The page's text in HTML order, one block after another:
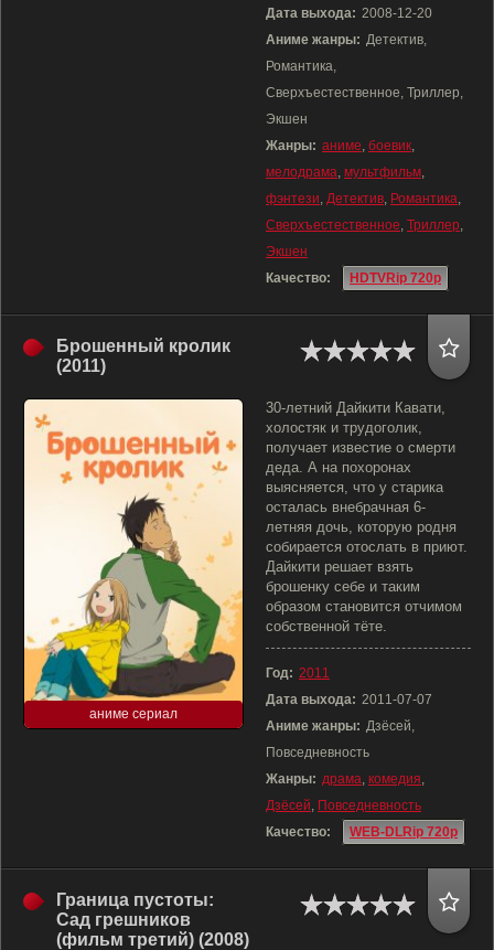
Дата выхода: 2008-12-20
Аниме жанры: Детектив,
Романтика,
Сверхъестественное, Триллер,
Экшен
Жанры: аниме, боевик,
мелодрама, мультфильм,
фэнтези, Детектив, Романтика,
Сверхъестественное, Триллер,
Экшен
Качество:
HDTVRip 720p
Брошенный кролик
(2011)
аниме сериал
30-летний Дайкити Кавати,
холостяк и трудоголик,
получает известие о смерти
деда. А на похоронах
выясняется, что у старика
осталась внебрачная 6-
летняя дочь, которую родня
собирается отослать в приют.
Дайкити решает взять
брошенку себе и таким
образом становится отчимом
собственной тёте.
Год: 2011
Дата выхода: 2011-07-07
Аниме жанры: Дзёсей,
Повседневность
Жанры: драма, комедия,
Дзёсей, Повседневность
Качество:
WEB-DLRip 720p
Граница пустоты:
Сад грешников
(фильм третий) (2008)